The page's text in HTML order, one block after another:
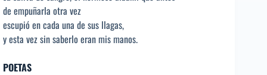
de empuñarla otra vez
escupió en cada una de sus llagas,
y esta vez sin saberlo eran mis manos.
POETAS